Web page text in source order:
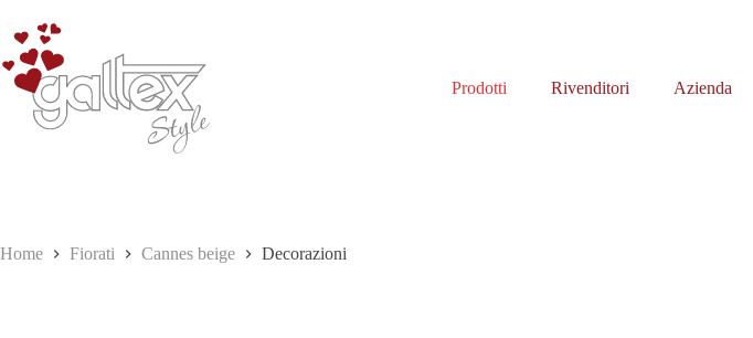
contenuto
Prodotti Rivenditori Azienda
Home Fiorati Cannes beige Decorazioni